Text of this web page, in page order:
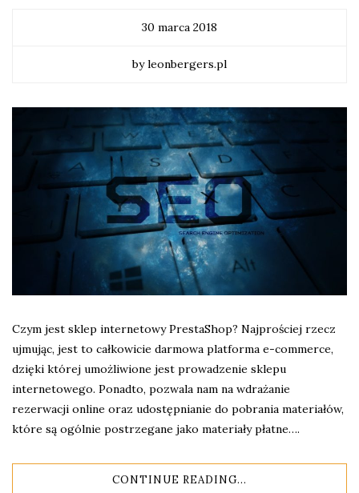
30 marca 2018
by leonbergers.pl
Czym jest sklep internetowy PrestaShop? Najprościej rzecz
ujmując, jest to całkowicie darmowa platforma e-commerce,
dzięki której umożliwione jest prowadzenie sklepu
internetowego. Ponadto, pozwala nam na wdrażanie
rezerwacji online oraz udostępnianie do pobrania materiałów,
które są ogólnie postrzegane jako materiały płatne….
CONTINUE READING...